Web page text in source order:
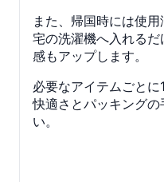
また、帰国時には使
宅の洗濯機へ入れる
感もアップします。
必要なアイテムごと
快適さとパッキング
い。